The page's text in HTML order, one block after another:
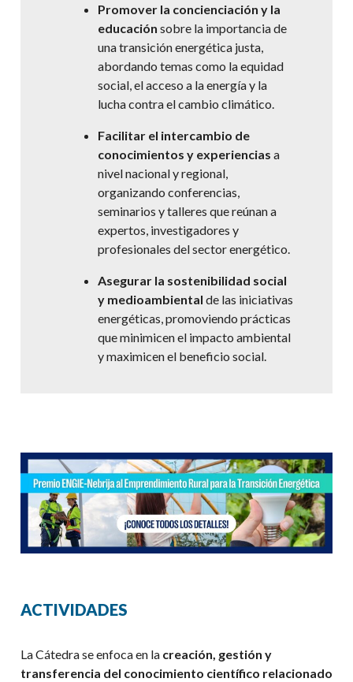
Promover la concienciación y la
educación sobre la importancia de
una transición energética justa,
abordando temas como la equidad
social, el acceso a la energía y la
lucha contra el cambio climático.
Facilitar el intercambio de
conocimientos y experiencias a
nivel nacional y regional,
organizando conferencias,
seminarios y talleres que reúnan a
expertos, investigadores y
profesionales del sector energético.
Asegurar la sostenibilidad social
y medioambiental de las iniciativas
energéticas, promoviendo prácticas
que minimicen el impacto ambiental
y maximicen el beneficio social.
ACTIVIDADES
La Cátedra se enfoca en la creación, gestión y
transferencia del conocimiento científico relacionado